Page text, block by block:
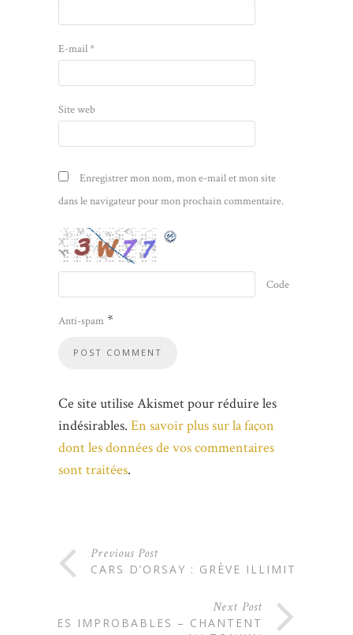
E-mail*
Site web
Enregistrer mon nom, mon e-mail et mon site
dans le navigateur pour mon prochain commentaire.
Code
Anti-spam *
Ce site utilise Akismet pour réduire les
indésirables. En savoir plus sur la façon
dont les données de vos commentaires
sont traitées.
Previous Post
CARS D’ORSAY : GRÈVE ILLIMITÉE
Next Post
LES IMPROBABLES – CHANTENT